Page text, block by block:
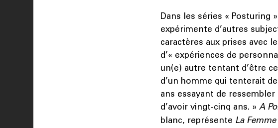
Dans les séries « Posturing
expérimente d’autres
caractères aux prises avec
d’« expériences de
un(e) autre tentant d’être
d’un homme qui tenterait
ans essayant de ressembler
d’avoir vingt-cinq ans. » A
blanc, représente La